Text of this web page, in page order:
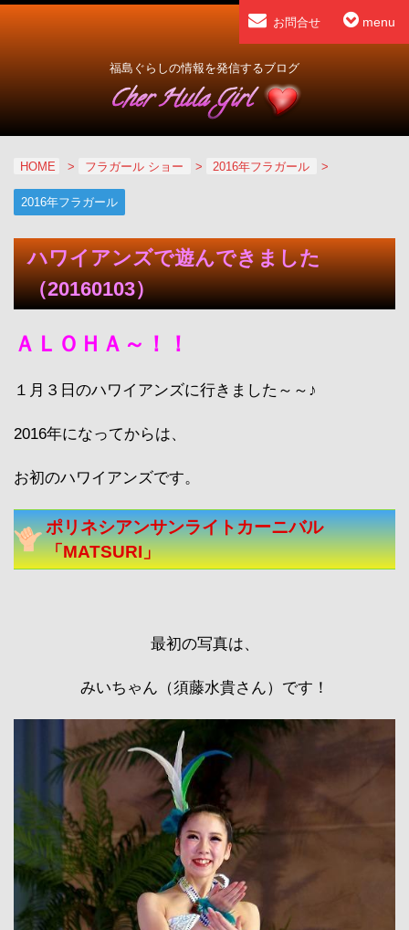
menu
お問合せ
福島ぐらしの情報を発信するブログ
HOME > フラガール ショー > 2016年フラガール >
2016年フラガール
ハワイアンズで遊んできました
（20160103）
ＡＬＯＨＡ～！！
１月３日のハワイアンズに行きました～～♪
2016年になってからは、
お初のハワイアンズです。
ポリネシアンサンライトカーニバル
「MATSURI」
最初の写真は、
みいちゃん（須藤水貴さん）です！